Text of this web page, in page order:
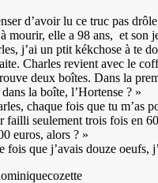
d’avoir lu ce truc pas
à mourir, elle a 98 ans, et
j’ai un ptit kékchose à te
Charles revient avec le
deux boîtes. Dans la
la boîte, l’Hortense ? »
chaque fois que tu m’as
failli seulement trois fois en
euros, alors ? »
fois que j’avais douze oeufs,